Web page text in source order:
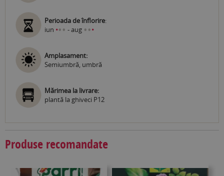
Perioada de înflorire:
iun ••• - aug •••
Amplasament:
Semiumbră, umbră
Mărimea la livrare:
plantă la ghiveci P12
Produse recomandate